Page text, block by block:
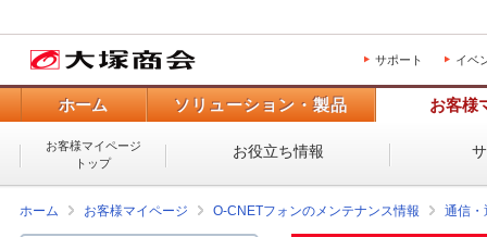
サポート イベ
ホーム ソリューション・製品 お客様
お客様マイページ
トップ
お役立ち情報
ホーム お客様マイページ O-CNETフォンのメンテナンス情報 通信・